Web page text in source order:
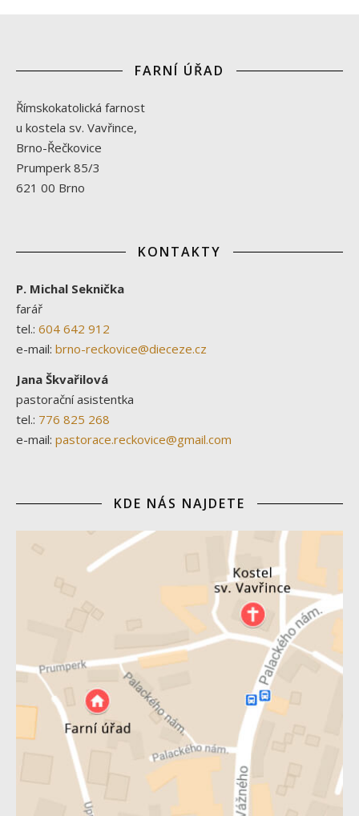
FARNÍ ÚŘAD
Římskokatolická farnost
u kostela sv. Vavřince,
Brno-Řečkovice
Prumperk 85/3
621 00 Brno
KONTAKTY
P. Michal Seknička
farář
tel.: 604 642 912
e-mail: brno-reckovice@dieceze.cz
Jana Škvařilová
pastorační asistentka
tel.: 776 825 268
e-mail: pastorace.reckovice@gmail.com
KDE NÁS NAJDETE